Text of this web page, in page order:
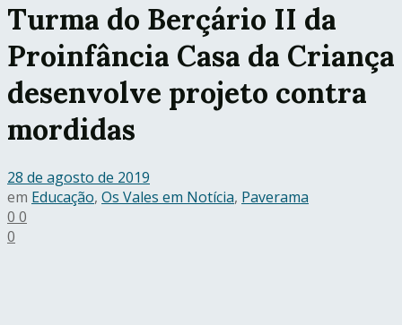
Turma do Berçário II da
Proinfância Casa da Criança
desenvolve projeto contra
mordidas
28 de agosto de 2019
em Educação, Os Vales em Notícia, Paverama
0 0
0